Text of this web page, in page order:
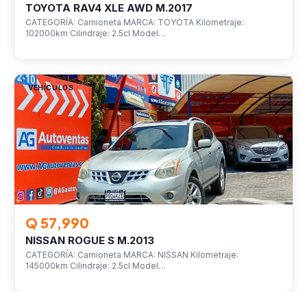
TOYOTA RAV4 XLE AWD M.2017
CATEGORÍA: Camioneta MARCA: TOYOTA Kilometraje:
102000km Cilindraje: 2.5cl Model…
VEHÍCULOS
Q 57,990
NISSAN ROGUE S M.2013
CATEGORÍA: Camioneta MARCA: NISSAN Kilometraje:
145000km Cilindraje: 2.5cl Model…